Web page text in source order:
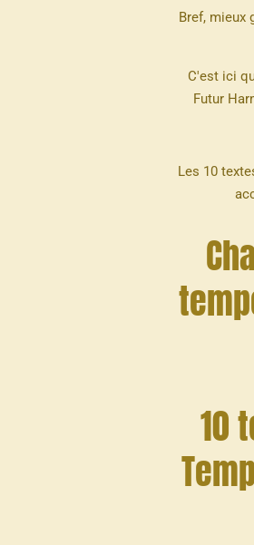
Bref, mieux
C'est ici
Futur
Les 10
10